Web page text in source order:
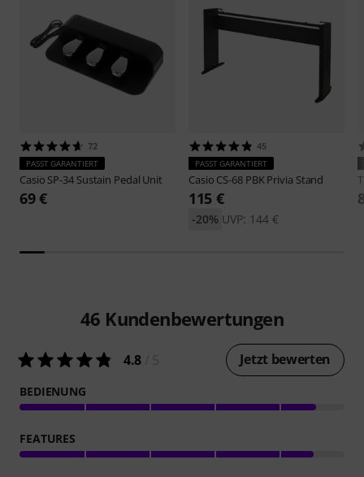
72
PASST GARANTIERT
Casio SP-34 Sustain Pedal Unit
69 €
45
PASST GARANTIERT
Casio CS-68 PBK Privia Stand
115 €
UVP: 144 €
-20%
46 Kundenbewertungen
4.8 Jetzt bewerten
BEDIENUNG
FEATURES